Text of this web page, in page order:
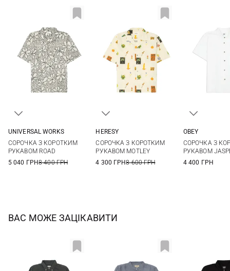
UNIVERSAL WORKS
СОРОЧКА З КОРОТКИМ
РУКАВОМ ROAD
5 040 ГРН8 400 ГРН
HERESY
СОРОЧКА З КОРОТКИМ
РУКАВОМ MOTLEY
4 300 ГРН8 600 ГРН
XXL
OBEY
СОРОЧКА З
РУКАВОМ
4 400 ГРН
ВАС МОЖЕ ЗАЦІКАВИТИ